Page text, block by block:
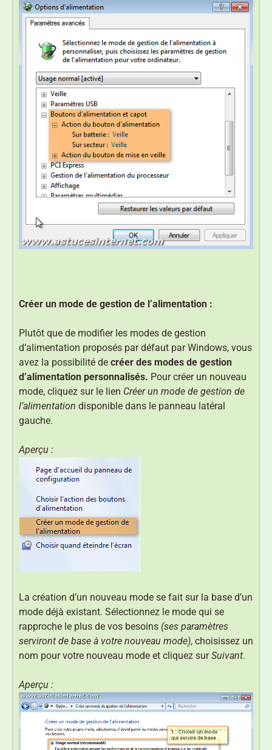
Créer un mode de gestion de l’alimentation :
Plutôt que de modifier les modes de gestion
d’alimentation proposés par défaut par Windows, vous
avez la possibilité de créer des modes de gestion
d’alimentation personnalisés. Pour créer un nouveau
mode, cliquez sur le lien Créer un mode de gestion de
l’alimentation disponible dans le panneau latéral
gauche.
Aperçu :
La création d’un nouveau mode se fait sur la base d’un
mode déjà existant. Sélectionnez le mode qui se
rapproche le plus de vos besoins (ses paramètres
serviront de base à votre nouveau mode), choisissez un
nom pour votre nouveau mode et cliquez surSuivant.
Aperçu :